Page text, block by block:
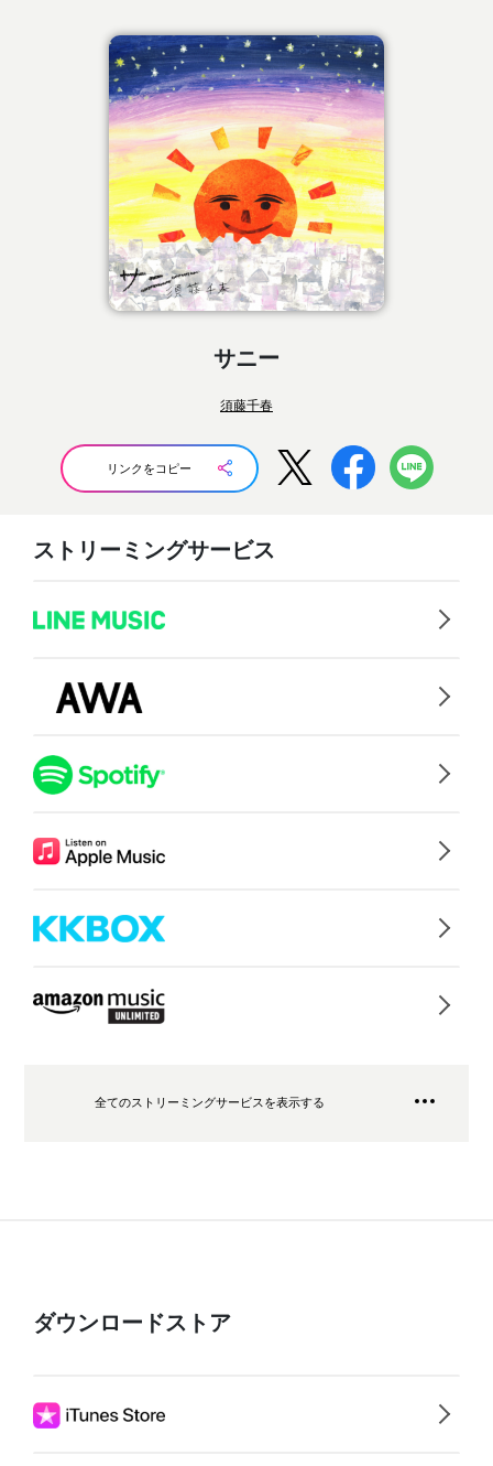
サニー
須藤千春
リンクをコピー
ストリーミングサービス
全てのストリーミングサービスを表示する
ダウンロードストア